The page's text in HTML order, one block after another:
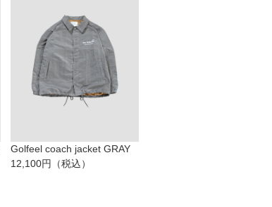
Golfeel coach jacket GRAY
12,100円（税込）